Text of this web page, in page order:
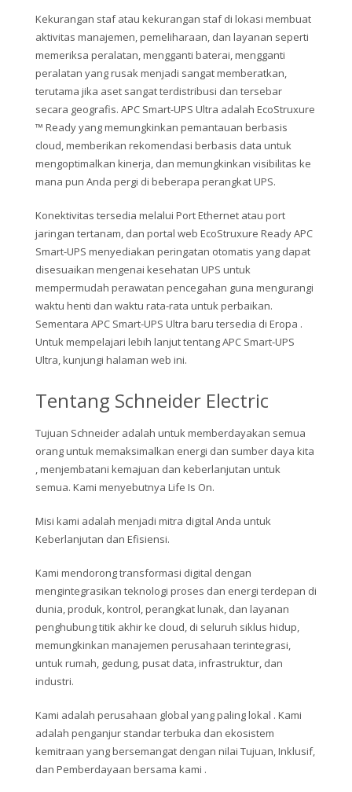
Kekurangan staf atau kekurangan staf di lokasi membuat
aktivitas manajemen, pemeliharaan, dan layanan seperti
memeriksa peralatan, mengganti baterai, mengganti
peralatan yang rusak menjadi sangat memberatkan,
terutama jika aset sangat terdistribusi dan tersebar
secara geografis. APC Smart-UPS Ultra adalah EcoStruxure
™ Ready yang memungkinkan pemantauan berbasis
cloud, memberikan rekomendasi berbasis data untuk
mengoptimalkan kinerja, dan memungkinkan visibilitas ke
mana pun Anda pergi di beberapa perangkat UPS.
Konektivitas tersedia melalui Port Ethernet atau port
jaringan tertanam, dan portal web EcoStruxure Ready APC
Smart-UPS menyediakan peringatan otomatis yang dapat
disesuaikan mengenai kesehatan UPS untuk
mempermudah perawatan pencegahan guna mengurangi
waktu henti dan waktu rata-rata untuk perbaikan.
Sementara APC Smart-UPS Ultra baru tersedia di Eropa .
Untuk mempelajari lebih lanjut tentang APC Smart-UPS
Ultra, kunjungi halaman web ini.
Tentang Schneider Electric
Tujuan Schneider adalah untuk memberdayakan semua
orang untuk memaksimalkan energi dan sumber daya kita
, menjembatani kemajuan dan keberlanjutan untuk
semua. Kami menyebutnya Life Is On.
Misi kami adalah menjadi mitra digital Anda untuk
Keberlanjutan dan Efisiensi.
Kami mendorong transformasi digital dengan
mengintegrasikan teknologi proses dan energi terdepan di
dunia, produk, kontrol, perangkat lunak, dan layanan
penghubung titik akhir ke cloud, di seluruh siklus hidup,
memungkinkan manajemen perusahaan terintegrasi,
untuk rumah, gedung, pusat data, infrastruktur, dan
industri.
Kami adalah perusahaan global yang paling lokal . Kami
adalah penganjur standar terbuka dan ekosistem
kemitraan yang bersemangat dengan nilai Tujuan, Inklusif,
dan Pemberdayaan bersama kami .